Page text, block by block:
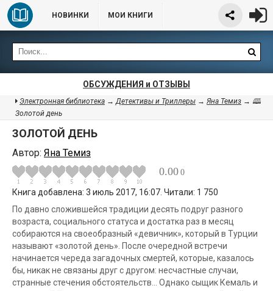
НОВИНКИ МОИ КНИГИ
ОБСУЖДЕНИЯ и ОТЗЫВЫ
Электронная библиотека →Детективы и Триллеры → Яна Темиз → 🕮
Золотой день
ЗОЛОТОЙ ДЕНЬ
Автор: Яна Темиз
0.00 0
Книга добавлена: 3 июль 2017, 16:07. Читали: 1 750
По давно сложившейся традиции десять подруг разного
возраста, социального статуса и достатка раз в месяц
собираются на своеобразный «девичник», который в Турции
называют «золотой день». После очередной встречи
начинается череда загадочных смертей, которые, казалось
бы, никак не связаны друг с другом: несчастные случаи,
странные стечения обстоятельств… Однако сыщик Кемаль и